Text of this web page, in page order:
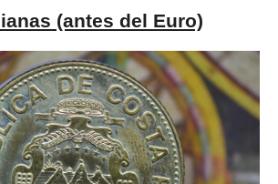
(antes del Euro)